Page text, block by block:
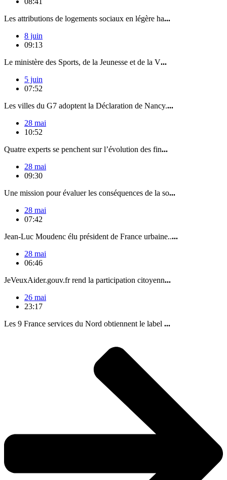
Les attributions de logements sociaux en légère ha...
8 juin
09:13
Le ministère des Sports, de la Jeunesse et de la V...
5 juin
07:52
Les villes du G7 adoptent la Déclaration de Nancy....
28 mai
10:52
Quatre experts se penchent sur l’évolution des fin...
28 mai
09:30
Une mission pour évaluer les conséquences de la so...
28 mai
07:42
Jean-Luc Moudenc élu président de France urbaine.....
28 mai
06:46
JeVeuxAider.gouv.fr rend la participation citoyenn...
26 mai
23:17
Les 9 France services du Nord obtiennent le label ...